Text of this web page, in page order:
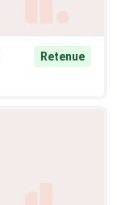
Retenue